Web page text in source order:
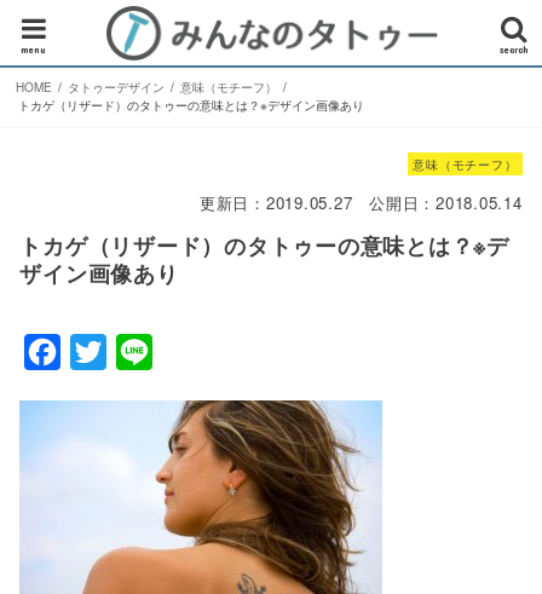
search
menu
HOME タトゥーデザイン
意味（モチーフ）
トカゲ（リザード）のタトゥーの意味とは？※デザイン画像あり
意味（モチーフ）
更新日： 2019.05.27 公開日：2018.05.14
トカゲ（リザード）のタトゥーの意味とは？※デ
ザイン画像あり
T
e